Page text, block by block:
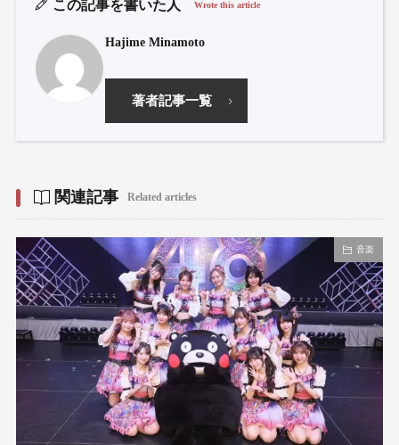
この記事を書いた人 Wrote this article
Hajime Minamoto
著者記事一覧
関連記事 Related articles
音楽